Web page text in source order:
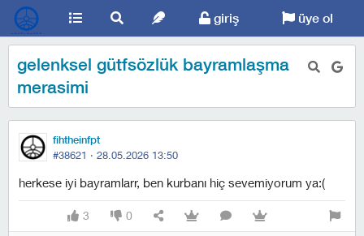
giriş üye ol
gelenksel gütfsözlük bayramlaşma
merasimi
fihtheinfpt
#38621 · 28.05.2026 13:50
herkese iyi bayramlarr, ben kurbanı hiç sevemiyorum ya:(
3 0